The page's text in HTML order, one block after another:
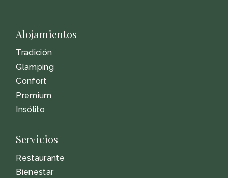
Alojamientos
Tradición
Glamping
Confort
Premium
Insólito
Servicios
Restaurante
Bienestar